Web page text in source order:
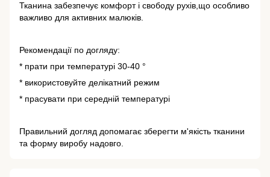
Тканина забезпечує комфорт і свободу рухів,що особливо
важливо для активних малюків.
Рекомендації по догляду:
* прати при температурі 30-40 °
* використовуйте делікатний режим
* прасувати при середній температурі
Правильний догляд допомагає зберегти м'якість тканини
та форму виробу надовго.